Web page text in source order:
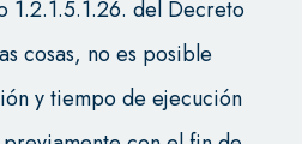
1.2.1.5.1.26. del Decreto
cosas, no es posible
y tiempo de ejecución